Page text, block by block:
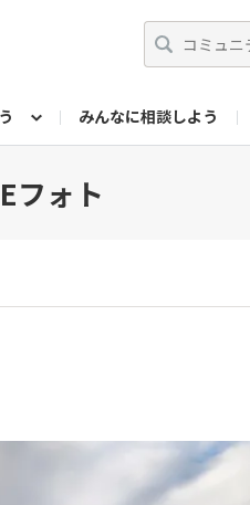
みんなに相談しよう
フォト